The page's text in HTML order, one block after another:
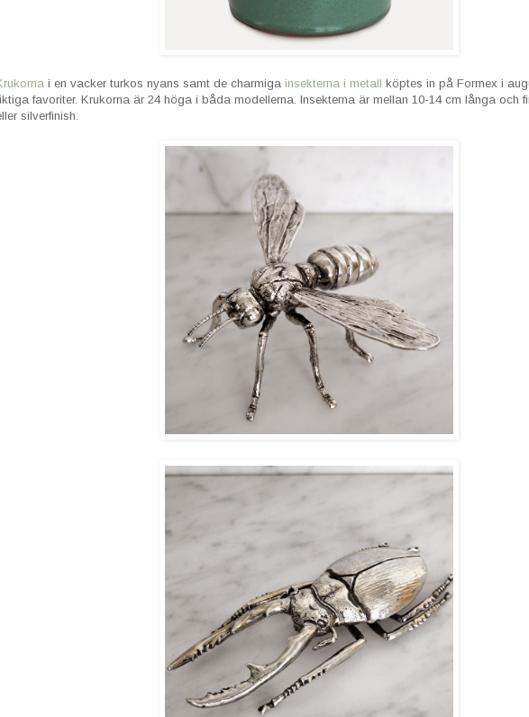
i en vacker turkos nyans samt de charmiga insekterna i metall köptes in på Formex i
favoriter. Krukorna är 24 höga i båda modellerna. Insekterna är mellan 10-14 cm långa och
silverfinish.